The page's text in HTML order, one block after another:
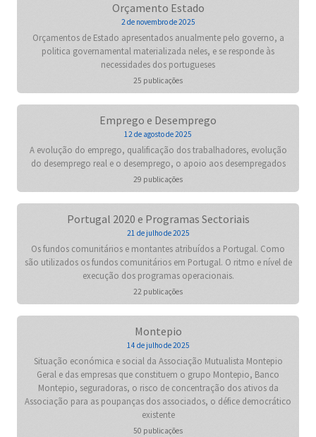
Orçamento Estado
2 de novembro de 2025
Orçamentos de Estado apresentados anualmente pelo governo, a
politica governamental materializada neles, e se responde às
necessidades dos portugueses
25 publicações
Emprego e Desemprego
12 de agosto de 2025
A evolução do emprego, qualificação dos trabalhadores, evolução
do desemprego real e o desemprego, o apoio aos desempregados
29 publicações
Portugal 2020 e Programas Sectoriais
21 de julho de 2025
Os fundos comunitários e montantes atribuídos a Portugal. Como
são utilizados os fundos comunitários em Portugal. O ritmo e nível de
execução dos programas operacionais.
22 publicações
Montepio
14 de julho de 2025
Situação económica e social da Associação Mutualista Montepio
Geral e das empresas que constituem o grupo Montepio, Banco
Montepio, seguradoras, o risco de concentração dos ativos da
Associação para as poupanças dos associados, o défice democrático
existente
50 publicações